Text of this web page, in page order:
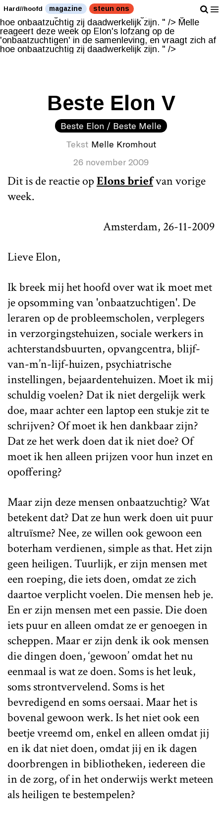
Melle reageert deze week op Elon's lofzang op de
'onbaatzuchtigen' in de samenleving, en vraagt zich af
hoe onbaatzuchtig zij daadwerkelijk zijn. " /> Melle
reageert deze week op Elon's lofzang op de
'onbaatzuchtigen' in de samenleving, en vraagt zich af
hoe onbaatzuchtig zij daadwerkelijk zijn. " />
Hard//hoofd magazine steun ons
Beste Elon V
Beste Elon / Beste Melle
Tekst Melle Kromhout
26 november 2009
Dit is de reactie opElons briefvan vorige
week.
Amsterdam, 26-11-2009
Lieve Elon,
Ik breek mij het hoofd over wat ik moet met
je opsomming van 'onbaatzuchtigen'. De
leraren op de probleemscholen, verplegers
in verzorgingstehuizen, sociale werkers in
achterstandsbuurten, opvangcentra, blijf-
van-m’n-lijf-huizen, psychiatrische
instellingen, bejaardentehuizen. Moet ik mij
schuldig voelen? Dat ik niet dergelijk werk
doe, maar achter een laptop een stukje zit te
schrijven? Of moet ik hen dankbaar zijn?
Dat ze het werk doen dat ik niet doe? Of
moet ik hen alleen prijzen voor hun inzet en
opoffering?
Maar zijn deze mensen onbaatzuchtig? Wat
betekent dat? Dat ze hun werk doen uit puur
altruïsme? Nee, ze willen ook gewoon een
boterham verdienen, simple as that. Het zijn
geen heiligen. Tuurlijk, er zijn mensen met
een roeping, die iets doen, omdat ze zich
daartoe verplicht voelen. Die mensen heb je.
En er zijn mensen met een passie. Die doen
iets puur en alleen omdat ze er genoegen in
scheppen. Maar er zijn denk ik ook mensen
die dingen doen, ‘gewoon’ omdat het nu
eenmaal is wat ze doen. Soms is het leuk,
soms strontvervelend. Soms is het
bevredigend en soms oersaai. Maar het is
bovenal gewoon werk. Is het niet ook een
beetje vreemd om, enkel en alleen omdat jij
en ik dat niet doen, omdat jij en ik dagen
doorbrengen in bibliotheken, iedereen die
in de zorg, of in het onderwijs werkt meteen
als heiligen te bestempelen?